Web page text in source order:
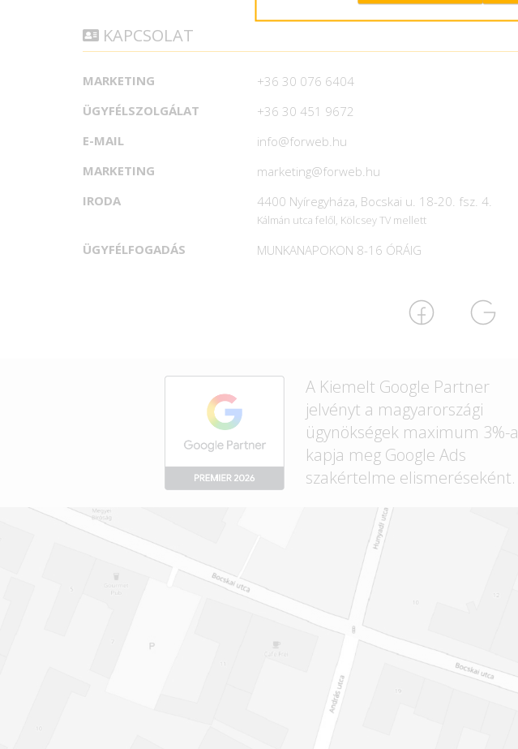
KAPCSOLAT
MARKETING
+36 30 076 6404
ÜGYFÉLSZOLGÁLAT
+36 30 451 9672
E-MAIL
info@forweb.hu
MARKETING
marketing@forweb.hu
IRODA
4400 Nyíregyháza, Bocskai u. 18-20. fsz. 4.
Kálmán utca felől, Kölcsey TV mellett
ÜGYFÉLFOGADÁS MUNKANAPOKON 8-16 ÓRÁIG
A Kiemelt Google Partner
jelvényt a magyarországi
ügynökségek maximum 3%-a
kapja meg Google Ads
szakértelme elismeréseként.